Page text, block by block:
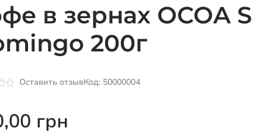
в зернах OCOA
200г
Оставить отзывКод: 50000004
грн